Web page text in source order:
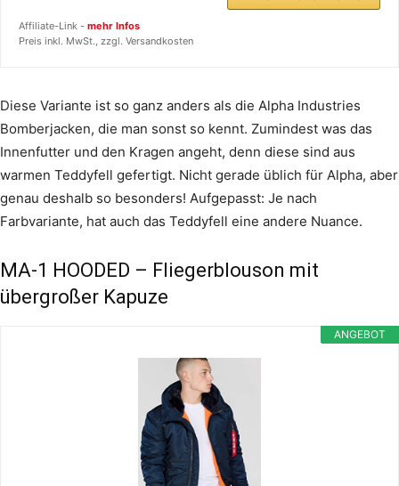
Affiliate-Link - mehr Infos
Preis inkl. MwSt., zzgl. Versandkosten
Diese Variante ist so ganz anders als die Alpha Industries
Bomberjacken, die man sonst so kennt. Zumindest was das
Innenfutter und den Kragen angeht, denn diese sind aus
warmen Teddyfell gefertigt. Nicht gerade üblich für Alpha, aber
genau deshalb so besonders! Aufgepasst: Je nach
Farbvariante, hat auch das Teddyfell eine andere Nuance.
MA-1 HOODED – Fliegerblouson mit
übergroßer Kapuze
ANGEBOT